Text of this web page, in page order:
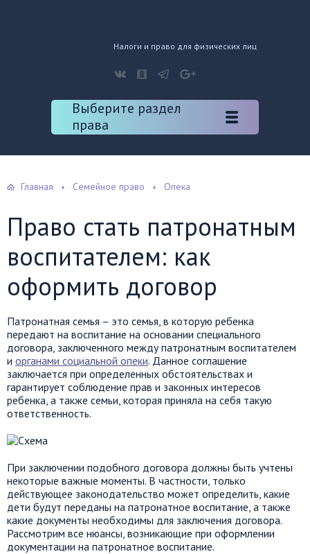
Налоги и право для физических лиц
Выберите раздел
права
Главная Семейное право Опека
Право стать патронатным
воспитателем: как
оформить договор
Патронатная семья – это семья, в которую ребенка
передают на воспитание на основании специального
договора, заключенного между патронатным воспитателем
и органами социальной опеки. Данное соглашение
заключается при определенных обстоятельствах и
гарантирует соблюдение прав и законных интересов
ребенка, а также семьи, которая приняла на себя такую
ответственность.
При заключении подобного договора должны быть учтены
некоторые важные моменты. В частности, только
действующее законодательство может определить, какие
дети будут переданы на патронатное воспитание, а также
какие документы необходимы для заключения договора.
Рассмотрим все нюансы, возникающие при оформлении
документации на патронатное воспитание.